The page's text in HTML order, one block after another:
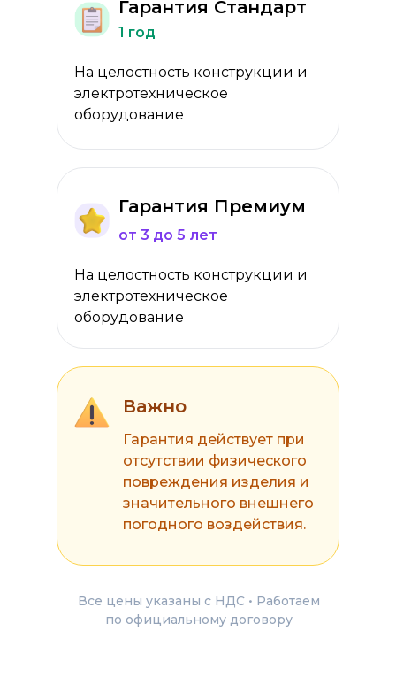
Гарантия Стандарт
1 год
На целостность конструкции и
электротехническое
оборудование
На целостность конструкции и
электротехническое
оборудование
Гарантия Премиум
от 3 до 5 лет
Важно
Гарантия действует при
отсутствии физического
повреждения изделия и
значительного внешнего
погодного воздействия.
Все цены указаны с НДС • Работаем
по официальному договору